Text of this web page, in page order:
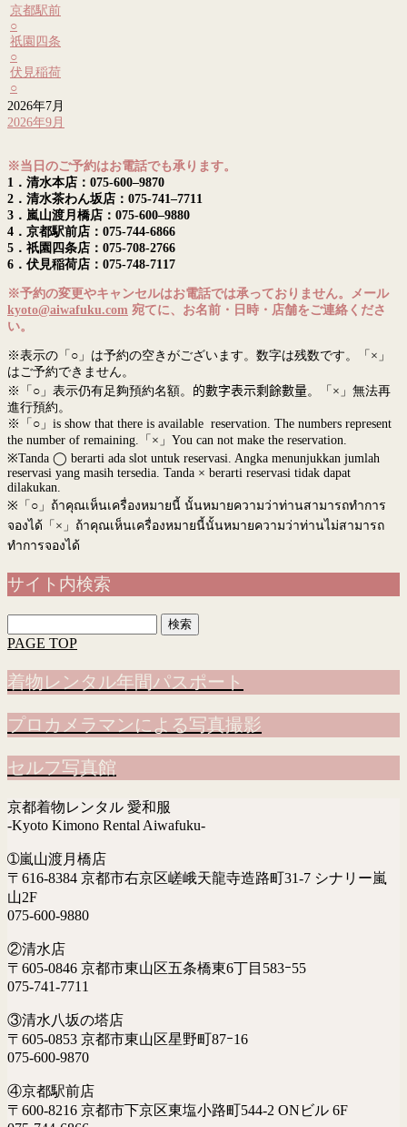
京都駅前
○
祇園四条
○
伏見稲荷
○
2026年7月
2026年9月
※当日のご予約はお電話でも承ります。
1．清水本店：075-600–9870
2．清水茶わん坂店：075-741–7711
3．嵐山渡月橋店：075-600–9880
4．京都駅前店：075-744-6866
5．祇園四条店：075-708-2766
6．伏見稲荷店：075-748-7117
※予約の変更やキャンセルはお電話では承っておりません。メール
kyoto@aiwafuku.com 宛てに、お名前・日時・店舗をご連絡くださ
い。
※表示の「○」は予約の空きがございます。数字は残数です。「×」
はご予約できません。
※「○」表示仍有足夠預約名額。 的數字表示剩餘數量。「×」無法再
進行預約。
※「○」is show that there is available reservation. The numbers represent
the number of remaining.「×」You can not make the reservation.
※Tanda ◯ berarti ada slot untuk reservasi. Angka menunjukkan jumlah
reservasi yang masih tersedia. Tanda × berarti reservasi tidak dapat
dilakukan.
※ 「○」ถ้าคุณเห็นเครื่องหมายนี้ นั้นหมายความว่าท่านสามารถทำการ
จองได้「×」ถ้าคุณเห็นเครื่องหมายนี้นั้นหมายความว่าท่านไม่สามารถ
ทำการจองได้
サイト内検索
索:
PAGE TOP
着物レンタル年間パスポート
プロカメラマンによる写真撮影
セルフ写真館
京都着物レンタル 愛和服
-Kyoto Kimono Rental Aiwafuku-
➀嵐山渡月橋店
〒616-8384 京都市右京区嵯峨天龍寺造路町31-7 シナリー嵐
山2F
075-600-9880
②清水店
〒605-0846 京都市東山区五条橋東6丁目583ｰ55
075-741-7711
③清水八坂の塔店
〒605-0853 京都市東山区星野町87ｰ16
075-600-9870
④京都駅前店
〒600-8216 京都市下京区東塩小路町544-2 ONビル 6F